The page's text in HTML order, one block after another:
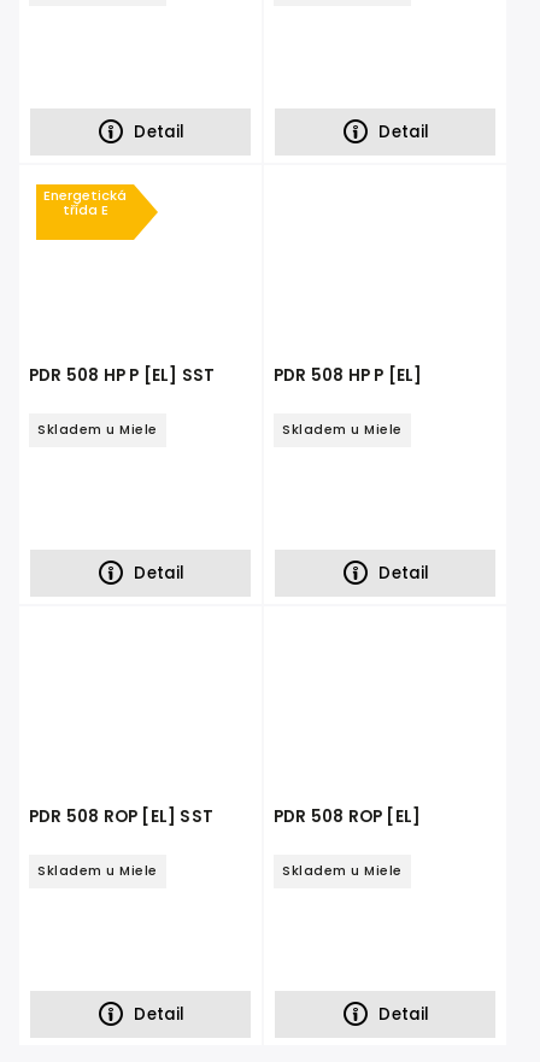
Detail Detail
Energetická
třída E
PDR 508 HP P [EL] SST
Skladem u Miele
Detail
PDR 508 HP P [EL]
Skladem u Miele
Detail
PDR 508 ROP [EL] SST
Skladem u Miele
Detail
PDR 508 ROP [EL]
Skladem u Miele
Detail